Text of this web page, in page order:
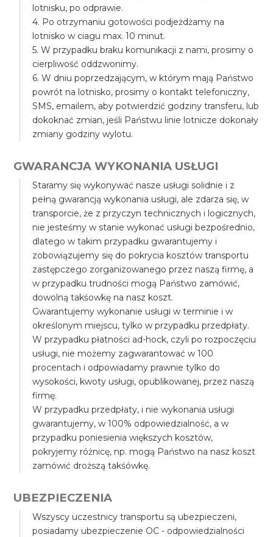
lotnisku, po odprawie.
4. Po otrzymaniu gotowości podjeżdżamy na
lotnisko w ciagu max. 10 minut.
5. W przypadku braku komunikacji z nami, prosimy o
cierpliwość oddzwonimy.
6. W dniu poprzedzającym, w którym mają Państwo
powrót na lotnisko, prosimy o kontakt telefoniczny,
SMS, emailem, aby potwierdzić godziny transferu, lub
dokoknać zmian, jeśli Państwu linie lotnicze dokonały
zmiany godziny wylotu.
GWARANCJA WYKONANIA USŁUGI
Staramy się wykonywać nasze usługi solidnie i z
pełną gwarancją wykonania usługi, ale zdarza się, w
transporcie, że z przyczyn technicznych i logicznych,
nie jesteśmy w stanie wykonać usługi bezpośrednio,
dlatego w takim przypadku gwarantujemy i
zobowiązujemy się do pokrycia kosztów transportu
zastępczego zorganizowanego przez naszą firmę, a
w przypadku trudności mogą Państwo zamówić,
dowolną takśowkę na nasz koszt.
Gwarantujemy wykonanie usługi w terminie i w
określonym miejscu, tylko w przypadku przedpłaty.
W przypadku płatności ad-hock, czyli po rozpoczęciu
usługi, nie możemy zagwarantować w 100
procentach i odpowiadamy prawnie tylko do
wysokości, kwoty usługi, opublikowanej, przez naszą
firmę.
W przypadku przedpłaty, i nie wykonania usługi
gwarantujemy, w 100% odpowiedzialność, a w
przypadku poniesienia większych kosztów,
pokryjemy różnicę, np. mogą Państwo na nasz koszt
zamówić droższą takśówkę.
UBEZPIECZENIA
Wszyscy uczestnicy transportu są ubezpieczeni,
posiadamy ubezpieczenie OC - odpowiedzialności